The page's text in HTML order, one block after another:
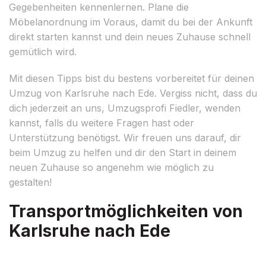
Gegebenheiten kennenlernen. Plane die
Möbelanordnung im Voraus, damit du bei der Ankunft
direkt starten kannst und dein neues Zuhause schnell
gemütlich wird.
Mit diesen Tipps bist du bestens vorbereitet für deinen
Umzug von Karlsruhe nach Ede. Vergiss nicht, dass du
dich jederzeit an uns, Umzugsprofi Fiedler, wenden
kannst, falls du weitere Fragen hast oder
Unterstützung benötigst. Wir freuen uns darauf, dir
beim Umzug zu helfen und dir den Start in deinem
neuen Zuhause so angenehm wie möglich zu
gestalten!
Transportmöglichkeiten von
Karlsruhe nach Ede